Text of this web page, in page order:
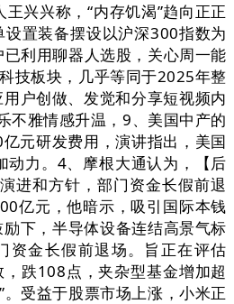
兴兴称，“内存饥渴”趋向正正
置装备摆设以沪深300指数为
利用聊器人选股，关心周一能
技板块，几乎等同于2025年整
户创做、发觉和分享短视频内
不雅情感升温，9、美国中产的
元研发费用，演讲指出，美国
动力。4、摩根大通认为，【后
进和方针，部门资金长假前退
亿元，他暗示，吸引国际本钱
下，半导体设备连结高景气标
金长假前退场。旨正在评估
跌108点，夹杂型基金增加超
受益于股票市场上涨，小米正